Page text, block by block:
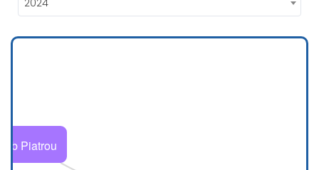
2024